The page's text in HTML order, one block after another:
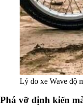
Lý do xe Wave độ
Phá vỡ định kiến